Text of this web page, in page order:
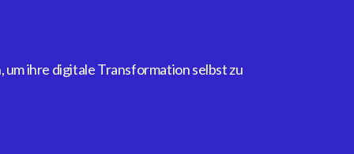
ihre digitale Transformation selbst zu